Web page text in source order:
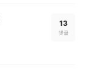
13
댓글